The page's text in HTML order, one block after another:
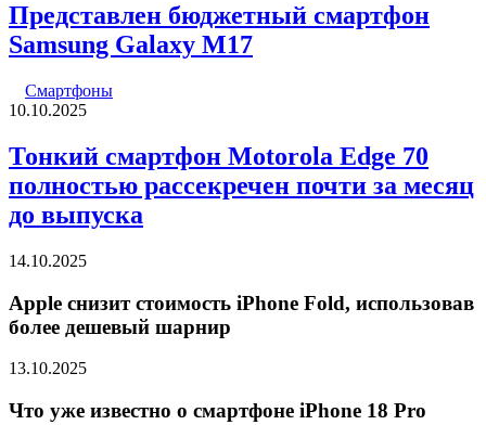
Представлен бюджетный смартфон
Samsung Galaxy M17
Смартфоны
10.10.2025
Тонкий смартфон Motorola Edge 70
полностью рассекречен почти за месяц
до выпуска
14.10.2025
Apple снизит стоимость iPhone Fold, использовав
более дешевый шарнир
13.10.2025
Что уже известно о смартфоне iPhone 18 Pro